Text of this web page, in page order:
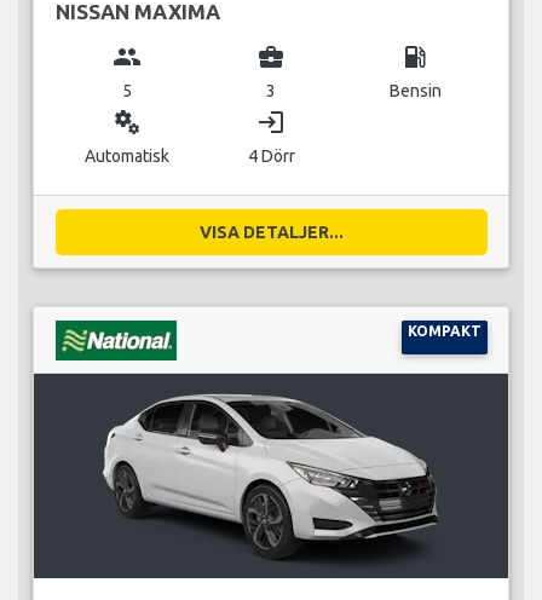
NISSAN MAXIMA
group
5
business_center
3
local_gas_station
Bensin
miscellaneous_services
Automatisk
login
4 Dörr
VISA DETALJER...
KOMPAKT